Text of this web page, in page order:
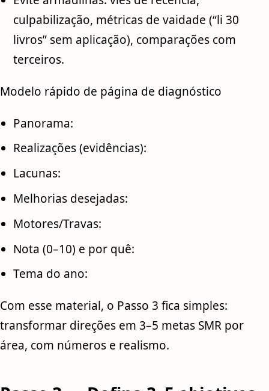
culpabilização, métricas de vaidade (“li 30
livros” sem aplicação), comparações com
terceiros.
Modelo rápido de página de diagnóstico
Panorama:
Realizações (evidências):
Lacunas:
Melhorias desejadas:
Motores/Travas:
Nota (0–10) e por quê:
Tema do ano:
Com esse material, o Passo 3 fica simples:
transformar direções em 3–5 metas SMR por
área, com números e realismo.